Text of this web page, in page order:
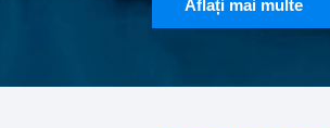
Aflați mai multe